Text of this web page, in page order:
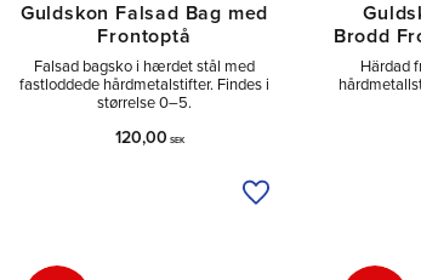
Guldskon Falsad Bag med
Frontoptå
Falsad bagsko i hærdet stål med
fastloddede hårdmetalstifter. Findes i
størrelse 0–5.
120,00 SEK
Tilføj til ønskeliste
Brodd
Härdad